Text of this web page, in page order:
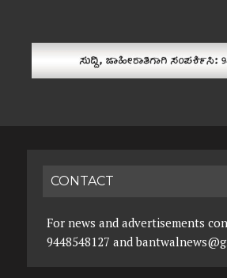
CONTACT
For news and advertisements
9448548127 and